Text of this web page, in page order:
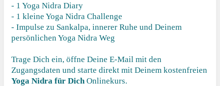
- 1 Yoga Nidra Diary
- 1 kleine Yoga Nidra Challenge
- Impulse zu Sankalpa, innerer Ruhe und Deinem
persönlichen Yoga Nidra Weg
Trage Dich ein, öffne Deine E-Mail mit den
Zugangsdaten und starte direkt mit Deinem kostenfreien
Yoga Nidra für Dich Onlinekurs.